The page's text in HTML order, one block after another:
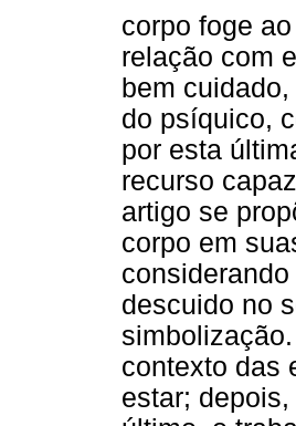
corpo foge
relação com
bem
do psíquico,
por esta
recurso
artigo se
corpo em
descuido no
contexto das
estar;